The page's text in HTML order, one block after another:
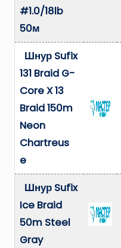
#1.0/18lb
50м
Шнур Sufix
131 Braid G-
Core X 13
Braid 150m
Neon
Chartreus
e
Шнур Sufix
Ice Braid
50m Steel
Gray